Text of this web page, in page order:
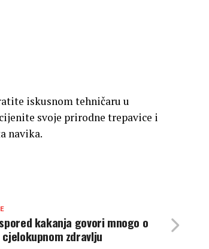
iskusnom tehničaru u
svoje prirodne trepavice i
navika.
kakanja govori mnogo o
cjelokupnom zdravlju